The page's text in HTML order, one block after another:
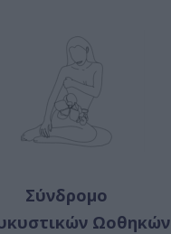
Σύνδρομο
Ωοθηκών